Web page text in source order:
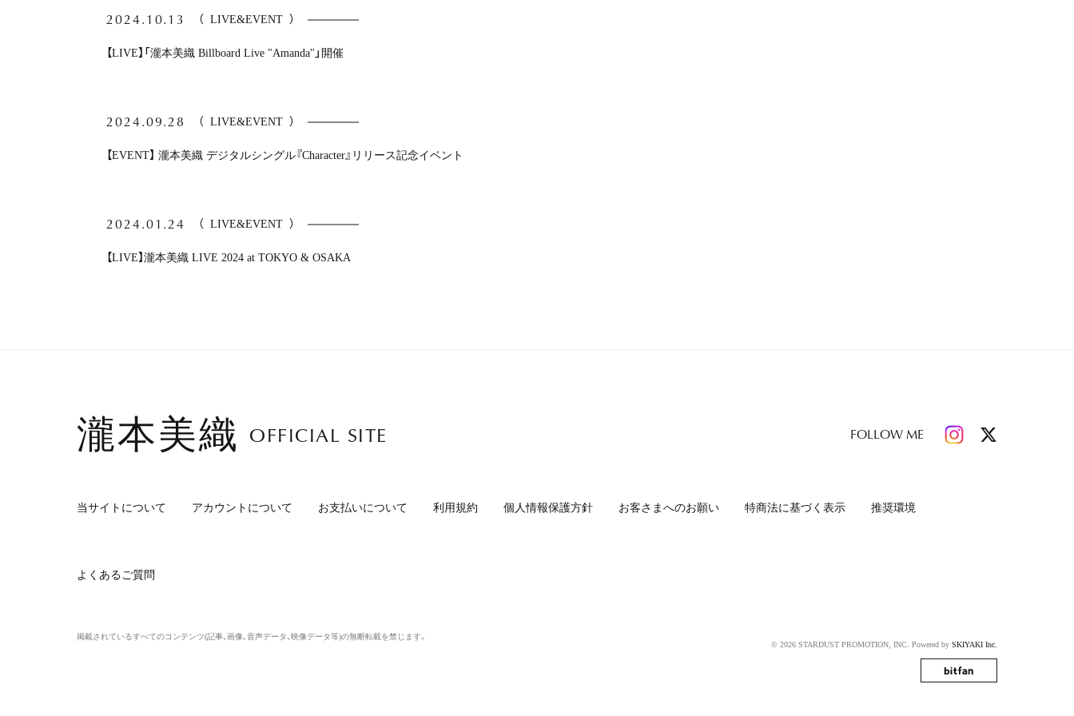
2024.10.13 （ LIVE&EVENT ）
【LIVE】「瀧本美織 Billboard Live "Amanda"」開催
2024.09.28 （ LIVE&EVENT ）
【EVENT】 瀧本美織 デジタルシングル『Character』リリース記念イベント
2024.01.24 （ LIVE&EVENT ）
【LIVE】瀧本美織 LIVE 2024 at TOKYO & OSAKA
瀧本美織 OFFICIAL SITE FOLLOW ME
当サイトについて アカウントについて お支払いについて 利用規約 個人情報保護方針 お客さまへのお願い 特商法に基づく表示 推奨環境
よくあるご質問
掲載されているすべてのコンテンツ(記事、画像、音声データ、映像データ等)の無断転載を禁じます。
© 2026 STARDUST PROMOTION, INC. Powered by SKIYAKI Inc.